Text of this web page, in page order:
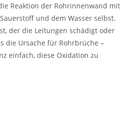
Reaktion der Rohrinnenwand mit
und dem Wasser selbst.
der die Leitungen schädigt oder
die Ursache für Rohrbrüche –
einfach, diese Oxidation zu